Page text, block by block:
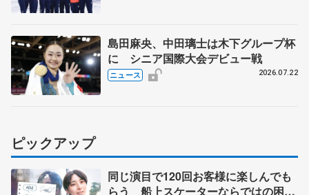
島田麻央、中田璃士は木下グループ杯
に シニア国際大会デビュー戦
ニュース 2026.07.22
ピックアップ
同じ演目で120回お客様に楽しんでも
らう 船上スケーターならではの困難